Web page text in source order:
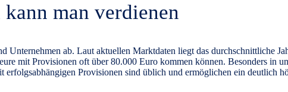
man verdienen
Unternehmen ab. Laut aktuellen Marktdaten liegt das durchschnittliche
mit Provisionen oft über80.000 Euro kommen können. Besonders in
erfolgsabhängigen Provisionen sind üblich und ermöglichen ein deutlich